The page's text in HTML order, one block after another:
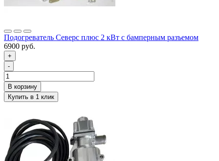
Подогреватель Северс плюс 2 кВт с бамперным разъемом
6900 руб.
+
-